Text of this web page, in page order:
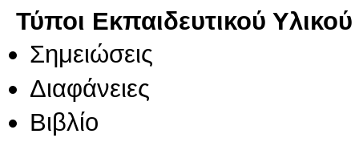
Τύποι Εκπαιδευτικού Υλικού
Σημειώσεις
Διαφάνειες
Βιβλίο